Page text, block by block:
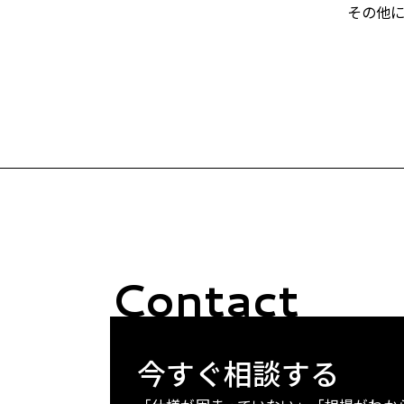
その他
Contact
今すぐ相談する